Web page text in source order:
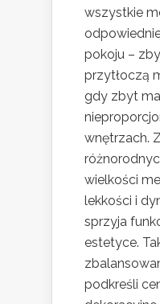
wszystkie
pokoju –
przytłoczą
gdy zbyt
wnętrzach.
wielkości
lekkości i
sprzyja
estetyce.
podkreśli